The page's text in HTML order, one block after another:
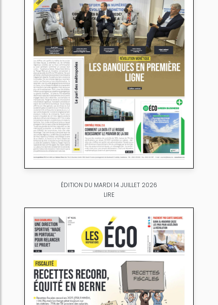
ÉDITION DU MARDI 14 JUILLET 2026
LIRE